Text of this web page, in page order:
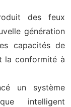
des feux
génération
capacités de
la conformité à
un système
intelligent